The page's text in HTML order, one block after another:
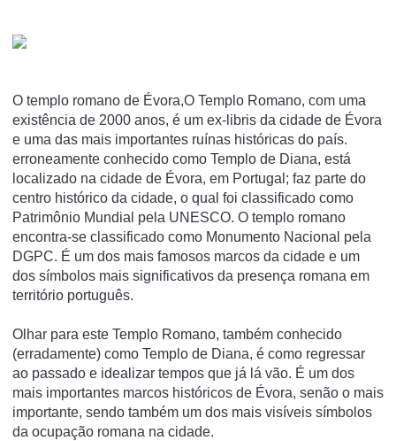
O templo romano de Évora,O Templo Romano, com uma
existência de 2000 anos, é um ex-libris da cidade de Évora
e uma das mais importantes ruínas históricas do país.
erroneamente conhecido como Templo de Diana, está
localizado na cidade de Évora, em Portugal; faz parte do
centro histórico da cidade, o qual foi classificado como
Patrimônio Mundial pela UNESCO. O templo romano
encontra-se classificado como Monumento Nacional pela
DGPC. É um dos mais famosos marcos da cidade e um
dos sí­mbolos mais significativos da presença romana em
território português.
Olhar para este Templo Romano, também conhecido
(erradamente) como Templo de Diana, é como regressar
ao passado e idealizar tempos que já lá vão. É um dos
mais importantes marcos históricos de Évora, senão o mais
importante, sendo também um dos mais visíveis símbolos
da ocupação romana na cidade.